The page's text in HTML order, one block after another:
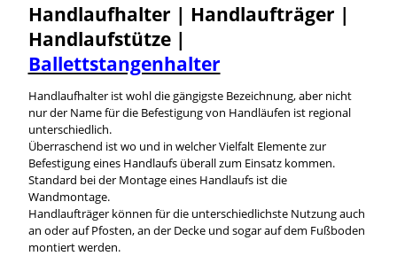
Handlaufhalter | Handlaufträger |
Handlaufstütze |
Ballettstangenhalter
Handlaufhalter ist wohl die gängigste Bezeichnung, aber nicht
nur der Name für die Befestigung von Handläufen ist regional
unterschiedlich.
Überraschend ist wo und in welcher Vielfalt Elemente zur
Befestigung eines Handlaufs überall zum Einsatz kommen.
Standard bei der Montage eines Handlaufs ist die
Wandmontage.
Handlaufträger können für die unterschiedlichste Nutzung auch
an oder auf Pfosten, an der Decke und sogar auf dem Fußboden
montiert werden.